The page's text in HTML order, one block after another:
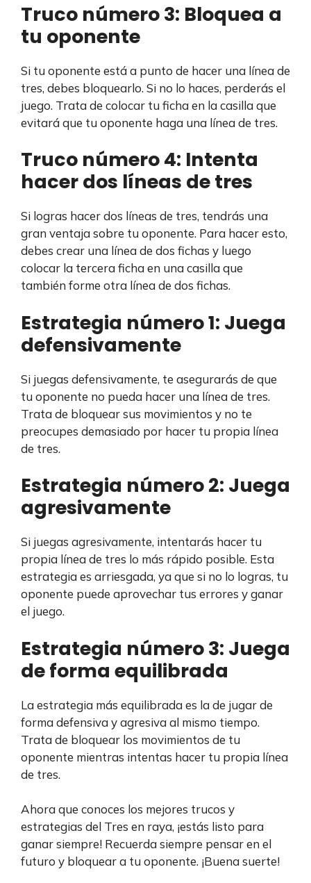
Truco número 3: Bloquea a
tu oponente
Si tu oponente está a punto de hacer una línea de
tres, debes bloquearlo. Si no lo haces, perderás el
juego. Trata de colocar tu ficha en la casilla que
evitará que tu oponente haga una línea de tres.
Truco número 4: Intenta
hacer dos líneas de tres
Si logras hacer dos líneas de tres, tendrás una
gran ventaja sobre tu oponente. Para hacer esto,
debes crear una línea de dos fichas y luego
colocar la tercera ficha en una casilla que
también forme otra línea de dos fichas.
Estrategia número 1: Juega
defensivamente
Si juegas defensivamente, te asegurarás de que
tu oponente no pueda hacer una línea de tres.
Trata de bloquear sus movimientos y no te
preocupes demasiado por hacer tu propia línea
de tres.
Estrategia número 2: Juega
agresivamente
Si juegas agresivamente, intentarás hacer tu
propia línea de tres lo más rápido posible. Esta
estrategia es arriesgada, ya que si no lo logras, tu
oponente puede aprovechar tus errores y ganar
el juego.
Estrategia número 3: Juega
de forma equilibrada
La estrategia más equilibrada es la de jugar de
forma defensiva y agresiva al mismo tiempo.
Trata de bloquear los movimientos de tu
oponente mientras intentas hacer tu propia línea
de tres.
Ahora que conoces los mejores trucos y
estrategias del Tres en raya, ¡estás listo para
ganar siempre! Recuerda siempre pensar en el
futuro y bloquear a tu oponente. ¡Buena suerte!